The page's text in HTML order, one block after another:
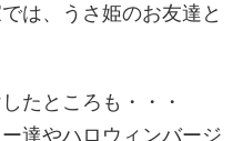
は、うさ姫のお友達と
たところも・・・
達やハロウィンバージ